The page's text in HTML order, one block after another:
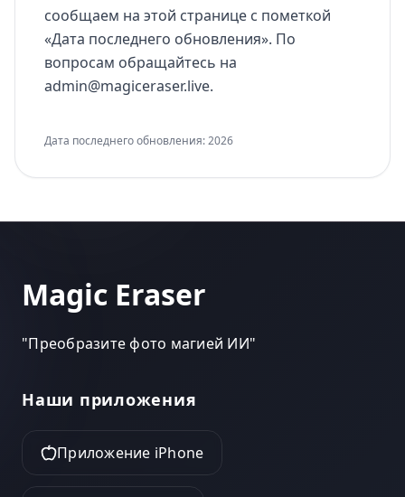
сообщаем на этой странице с пометкой
«Дата последнего обновления». По
вопросам обращайтесь на
admin@magiceraser.live.
Дата последнего обновления: 2026
Magic Eraser
"Преобразите фото магией ИИ"
Наши приложения
Приложение iPhone